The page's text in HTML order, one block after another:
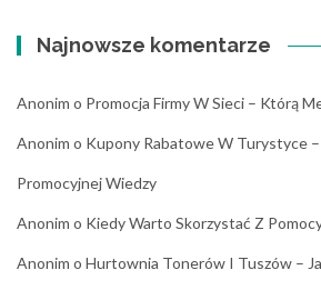
Najnowsze komentarze
Anonim o Promocja Firmy W Sieci – Którą
Anonim o Kupony Rabatowe W Turystyce
Promocyjnej Wiedzy
Anonim o Kiedy Warto Skorzystać Z
Anonim o Hurtownia Tonerów I Tuszów –